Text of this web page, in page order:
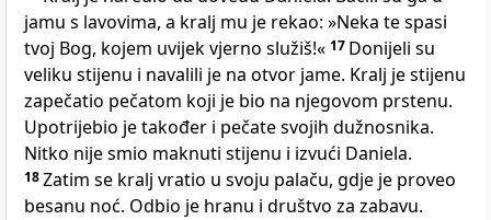
jamu s lavovima, a kralj mu je rekao: »Neka te spasi
tvoj Bog, kojem uvijek vjerno služiš!« 17 Donijeli su
veliku stijenu i navalili je na otvor jame. Kralj je stijenu
zapečatio pečatom koji je bio na njegovom prstenu.
Upotrijebio je također i pečate svojih dužnosnika.
Nitko nije smio maknuti stijenu i izvući Daniela.
18Zatim se kralj vratio u svoju palaču, gdje je proveo
besanu noć. Odbio je hranu i društvo za zabavu.